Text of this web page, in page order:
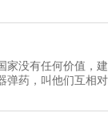
没有任何价值，
药，叫他们互相